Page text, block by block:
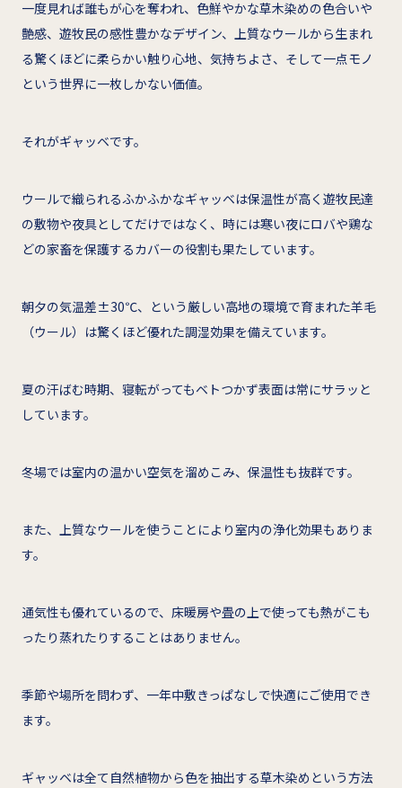
一度見れば誰もが心を奪われ、色鮮やかな草木染めの色合いや
艶感、遊牧民の感性豊かなデザイン、上質なウールから生まれ
る驚くほどに柔らかい触り心地、気持ちよさ、そして一点モノ
という世界に一枚しかない価値。
それがギャッベです。
ウールで織られるふかふかなギャッベは保温性が高く遊牧民達
の敷物や夜具としてだけではなく、時には寒い夜にロバや鶏な
どの家畜を保護するカバーの役割も果たしています。
朝夕の気温差±30℃、という厳しい高地の環境で育まれた羊毛
（ウール）は驚くほど優れた調湿効果を備えています。
夏の汗ばむ時期、寝転がってもベトつかず表面は常にサラッと
しています。
冬場では室内の温かい空気を溜めこみ、保温性も抜群です。
また、上質なウールを使うことにより室内の浄化効果もありま
す。
通気性も優れているので、床暖房や畳の上で使っても熱がこも
ったり蒸れたりすることはありません。
季節や場所を問わず、一年中敷きっぱなしで快適にご使用でき
ます。
ギャッベは全て自然植物から色を抽出する草木染めという方法